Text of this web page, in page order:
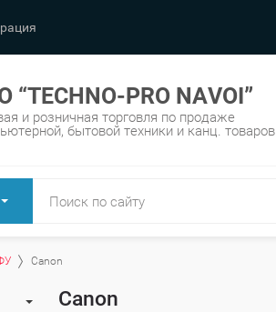
“TECHNO-PRO NAVOI”
и розничная торговля по продаже
бытовой техники и канц. товаров
Canon
Canon